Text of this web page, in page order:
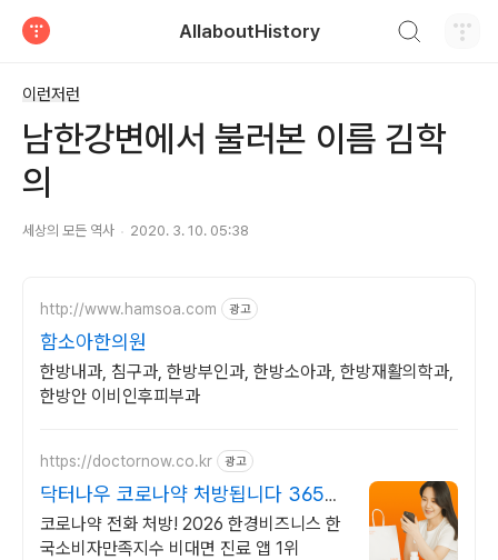
AllaboutHistory
이런저런
남한강변에서 불러본 이름 김학
의
세상의 모든 역사 2020. 3. 10. 05:38
http://www.hamsoa.com 광고
함소아한의원
한방내과, 침구과, 한방부인과, 한방소아과, 한방재활의학과,
한방안 이비인후피부과
https://doctornow.co.kr 광고
닥터나우 코로나약 처방됩니다 365일
24시간 진료가능
코로나약 전화 처방! 2026 한경비즈니스 한
국소비자만족지수 비대면 진료 앱 1위